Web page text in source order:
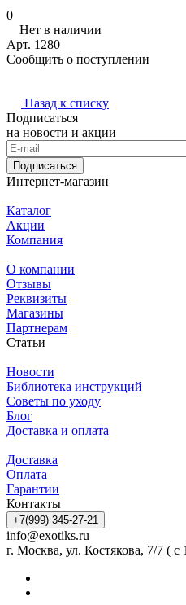
0
Нет в наличии
Арт. 1280
Сообщить о поступлении
Назад к списку
Подписаться
на новости и акции
Подписаться
Интернет-магазин
Каталог
Акции
Компания
О компании
Отзывы
Реквизиты
Магазины
Партнерам
Статьи
Новости
Библиотека инструкций
Советы по уходу
Блог
Доставка и оплата
Доставка
Оплата
Гарантии
Контакты
+7(999) 345-27-21
info@exotiks.ru
г. Москва, ул. Костякова, 7/7 ( с